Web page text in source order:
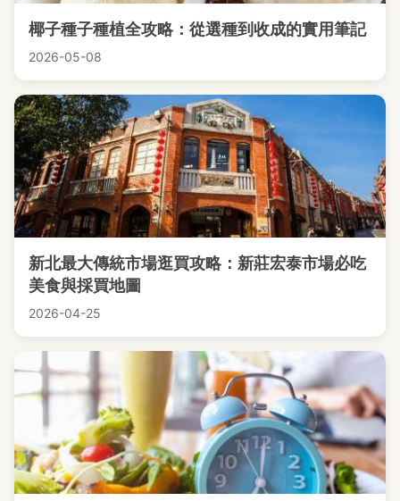
椰子種子種植全攻略：從選種到收成的實用筆記
2026-05-08
新北最大傳統市場逛買攻略：新莊宏泰市場必吃
美食與採買地圖
2026-04-25